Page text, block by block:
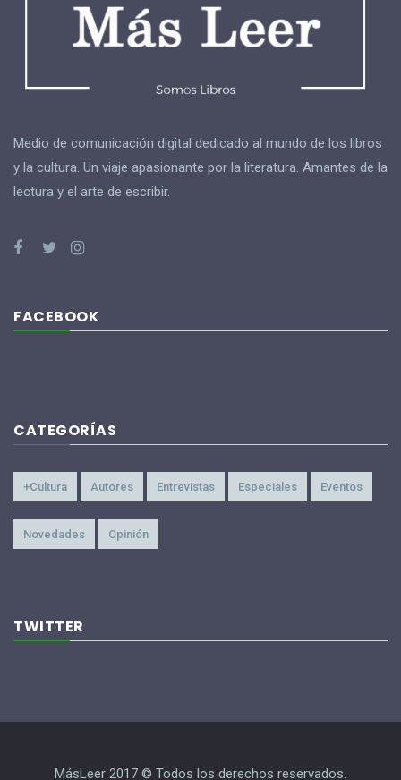
Medio de comunicación digital dedicado al mundo de los libros
y la cultura. Un viaje apasionante por la literatura. Amantes de la
lectura y el arte de escribir.
FACEBOOK
CATEGORÍAS
+Cultura Autores Entrevistas Especiales Eventos
Novedades Opinión
TWITTER
MásLeer 2017 © Todos los derechos reservados.